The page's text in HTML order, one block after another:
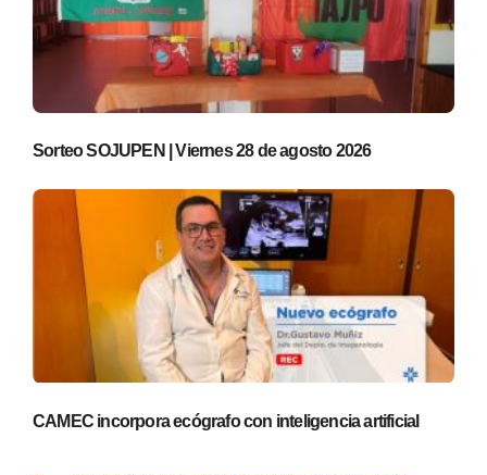
Sorteo SOJUPEN | Viernes 28 de agosto 2026
CAMEC incorpora ecógrafo con inteligencia artificial